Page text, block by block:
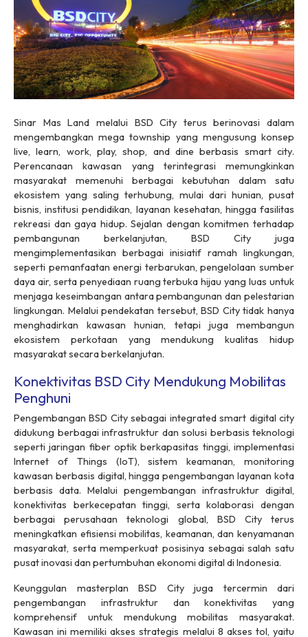
Sinar Mas Land melalui BSD City terus berinovasi dalam
mengembangkanmega township yang mengusung konsep
live, learn, work, play, shop, and dine berbasis smart city.
Perencanaan kawasan yang terintegrasi memungkinkan
masyarakat memenuhi berbagai kebutuhan dalam satu
ekosistem yang saling terhubung, mulai dari hunian, pusat
bisnis, institusi pendidikan, layanan kesehatan, hingga fasilitas
rekreasi dan gaya hidup. Sejalan dengan komitmen terhadap
pembangunan berkelanjutan, BSD City juga
mengimplementasikan berbagai inisiatif ramah lingkungan,
seperti pemanfaatan energi terbarukan, pengelolaan sumber
daya air, serta penyediaan ruang terbuka hijau yang luas untuk
menjaga keseimbangan antara pembangunan dan pelestarian
lingkungan. Melalui pendekatan tersebut, BSD City tidak hanya
menghadirkan kawasan hunian, tetapi juga membangun
ekosistem perkotaan yang mendukung kualitas hidup
masyarakat secara berkelanjutan.
Konektivitas BSD City Mendukung Mobilitas
Penghuni
Pengembangan BSD City sebagai integrated smart digital city
didukung berbagai infrastruktur dan solusi berbasis teknologi
seperti jaringan fiber optik berkapasitas tinggi, implementasi
Internet of Things (IoT), sistem keamanan,monitoring
kawasan berbasis digital, hingga pengembangan layanan kota
berbasis data. Melalui pengembangan infrastruktur digital,
konektivitas berkecepatan tinggi, serta kolaborasi dengan
berbagai perusahaan teknologi global, BSD City terus
meningkatkan efisiensi mobilitas, keamanan, dan kenyamanan
masyarakat, serta memperkuat posisinya sebagai salah satu
pusat inovasi dan pertumbuhan ekonomi digital di Indonesia.
Keunggulan masterplan BSD City juga tercermin dari
pengembangan infrastruktur dan konektivitas yang
komprehensif untuk mendukung mobilitas masyarakat.
Kawasan ini memiliki akses strategis melalui 8 akses tol, yaitu